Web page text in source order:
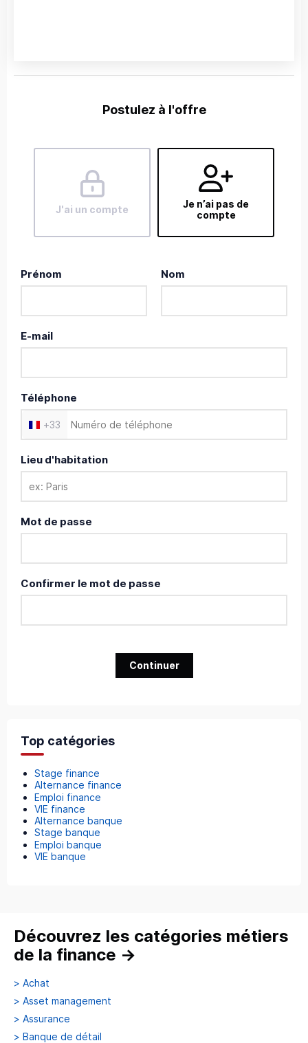
Postulez à l'offre
J'ai un compte
Je n’ai pas de
compte
Prénom Nom
E-mail
Téléphone
+33
Lieu d'habitation
Mot de passe
Confirmer le mot de passe
Continuer
Top catégories
Stage finance
Alternance finance
Emploi finance
VIE finance
Alternance banque
Stage banque
Emploi banque
VIE banque
Découvrez les catégories métiers
de la finance →
> Achat
> Asset management
> Assurance
> Banque de détail